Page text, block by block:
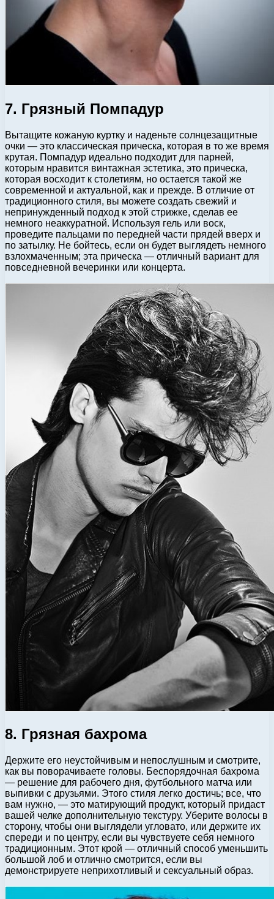
7. Грязный Помпадур
Вытащите кожаную куртку и наденьте солнцезащитные
очки — это классическая прическа, которая в то же время
крутая. Помпадур идеально подходит для парней,
которым нравится винтажная эстетика, это прическа,
которая восходит к столетиям, но остается такой же
современной и актуальной, как и прежде. В отличие от
традиционного стиля, вы можете создать свежий и
непринужденный подход к этой стрижке, сделав ее
немного неаккуратной. Используя гель или воск,
проведите пальцами по передней части прядей вверх и
по затылку. Не бойтесь, если он будет выглядеть немного
взлохмаченным; эта прическа — отличный вариант для
повседневной вечеринки или концерта.
8. Грязная бахрома
Держите его неустойчивым и непослушным и смотрите,
как вы поворачиваете головы. Беспорядочная бахрома
— решение для рабочего дня, футбольного матча или
выпивки с друзьями. Этого стиля легко достичь; все, что
вам нужно, — это матирующий продукт, который придаст
вашей челке дополнительную текстуру. Уберите волосы в
сторону, чтобы они выглядели угловато, или держите их
спереди и по центру, если вы чувствуете себя немного
традиционным. Этот крой — отличный способ уменьшить
большой лоб и отлично смотрится, если вы
демонстрируете неприхотливый и сексуальный образ.